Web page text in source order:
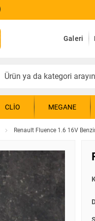
Galeri
CLIO MEGANE
Renault Fluence 1.6 16V